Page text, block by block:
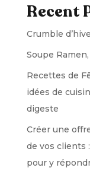
Recent
Crumble
Soupe
Recettes de
idées de
digeste
Créer une
de vos clients
pour y